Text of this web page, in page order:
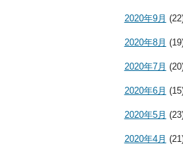
2020年9月
2020年8月
2020年7月
2020年6月
2020年5月
2020年4月